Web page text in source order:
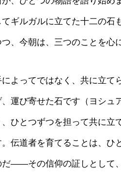
ギルガルに立てた十二の石
、今朝は、三つのことを心
よってではなく、共に立て
運び寄せた石です（ヨシュ
ひとつずつを担って共に立
伝道者を育てることは、
だ――その信仰の証しとして